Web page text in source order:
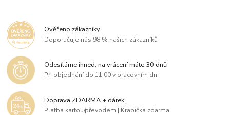
Ověřeno zákazníky
Doporučuje nás 98 % našich zákazníků
Odesíláme ihned, na vrácení máte 30 dnů
Při objednání do 11:00 v pracovním dni
Doprava ZDARMA + dárek
Platba kartou/převodem | Krabička zdarma